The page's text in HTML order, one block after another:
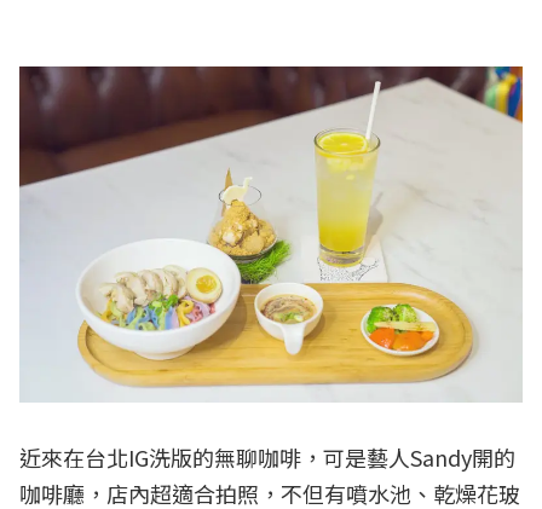
近來在台北IG洗版的無聊咖啡，可是藝人Sandy開的
咖啡廳，店內超適合拍照，不但有噴水池、乾燥花玻